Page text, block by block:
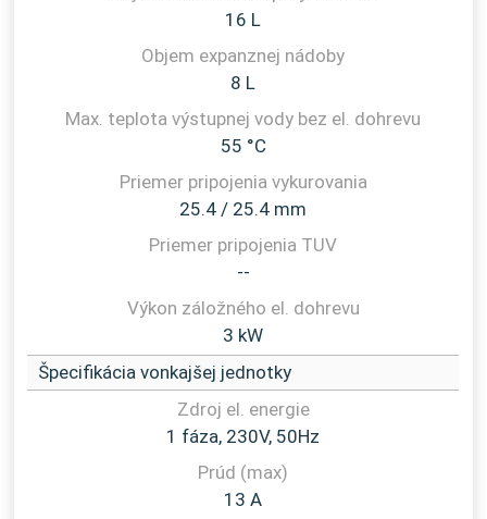
16 L
8 L
55 °C
25.4 / 25.4 mm
--
3 kW
Špecifikácia vonkajšej jednotky
1 fáza, 230V, 50Hz
13 A